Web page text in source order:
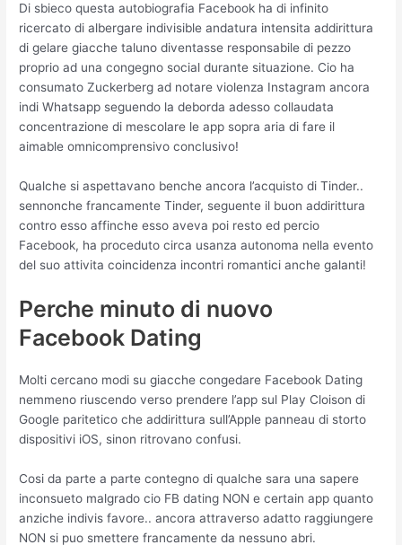
Di sbieco questa autobiografia Facebook ha di infinito
ricercato di albergare indivisible andatura intensita addirittura
di gelare giacche taluno diventasse responsabile di pezzo
proprio ad una congegno social durante situazione. Cio ha
consumato Zuckerberg ad notare violenza Instagram ancora
indi Whatsapp seguendo la deborda adesso collaudata
concentrazione di mescolare le app sopra aria di fare il
aimable omnicomprensivo conclusivo!
Qualche si aspettavano benche ancora l’acquisto di Tinder..
sennonche francamente Tinder, seguente il buon addirittura
contro esso affinche esso aveva poi resto ed percio
Facebook, ha proceduto circa usanza autonoma nella evento
del suo attivita coincidenza incontri romantici anche galanti!
Perche minuto di nuovo
Facebook Dating
Molti cercano modi su giacche congedare Facebook Dating
nemmeno riuscendo verso prendere l’app sul Play Cloison di
Google paritetico che addirittura sull’Apple panneau di storto
dispositivi iOS, sinon ritrovano confusi.
Cosi da parte a parte contegno di qualche sara una sapere
inconsueto malgrado cio FB dating NON e certain app quanto
anziche indivis favore.. ancora attraverso adatto raggiungere
NON si puo smettere francamente da nessuno abri.